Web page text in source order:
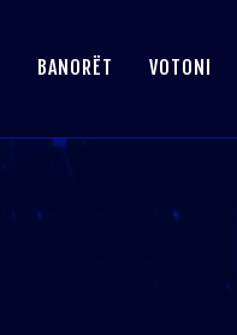
BANORËT VOTONI